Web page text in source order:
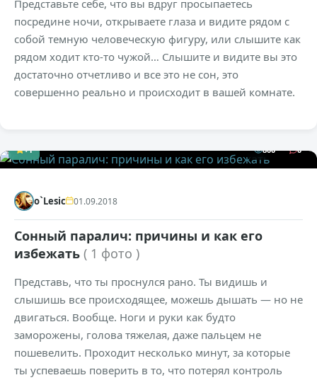
Представьте себе, что вы вдруг просыпаетесь
посредине ночи, открываете глаза и видите рядом с
собой темную человеческую фигуру, или слышите как
рядом ходит кто-то чужой… Слышите и видите вы это
достаточно отчетливо и все это не сон, это
совершенно реально и происходит в вашей комнате.
+1 800 0
o`Lesic 01.09.2018
Сонный паралич: причины и как его
избежать ( 1 фото )
Представь, что ты проснулся рано. Ты видишь и
слышишь все происходящее, можешь дышать — но не
двигаться. Вообще. Ноги и руки как будто
заморожены, голова тяжелая, даже пальцем не
пошевелить. Проходит несколько минут, за которые
ты успеваешь поверить в то, что потерял контроль